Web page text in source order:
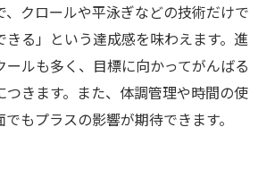
、クロールや平泳ぎなどの技術だけで
きる」という達成感を味わえます。進
ールも多く、目標に向かってがんばる
つきます。また、体調管理や時間の使
もプラスの影響が期待できます。